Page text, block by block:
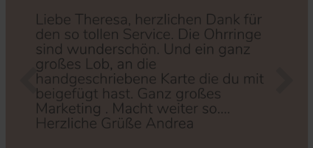
Zurück